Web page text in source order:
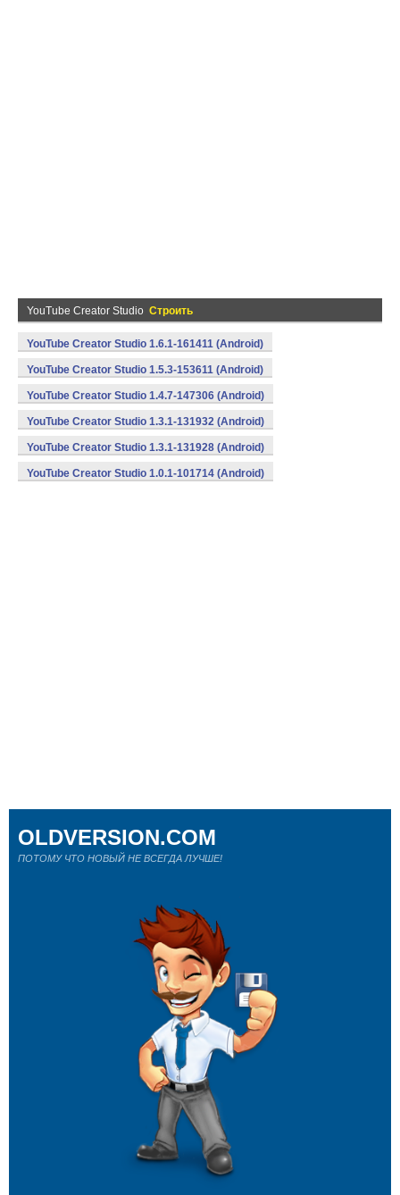
YouTube Creator Studio Строить
YouTube Creator Studio 1.6.1-161411 (Android)
YouTube Creator Studio 1.5.3-153611 (Android)
YouTube Creator Studio 1.4.7-147306 (Android)
YouTube Creator Studio 1.3.1-131932 (Android)
YouTube Creator Studio 1.3.1-131928 (Android)
YouTube Creator Studio 1.0.1-101714 (Android)
OLDVERSION.COM
ПОТОМУ ЧТО НОВЫЙ НЕ ВСЕГДА ЛУЧШЕ!